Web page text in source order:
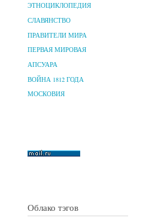
ЭТНОЦИКЛОПЕДИЯ
СЛАВЯНСТВО
ПРАВИТЕЛИ МИРА
ПЕРВАЯ МИРОВАЯ
АПСУАРА
ВОЙНА 1812 ГОДА
МОСКОВИЯ
Облако тэгов